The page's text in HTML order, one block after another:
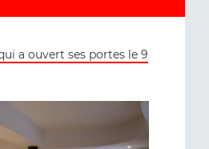
a ouvert ses portes le 9